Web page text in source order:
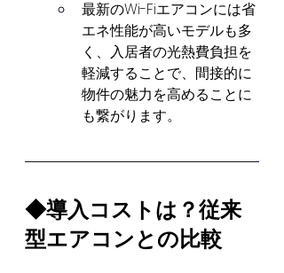
最新のWi-Fiエアコンには省
エネ性能が高いモデルも多
く、入居者の光熱費負担を
軽減することで、間接的に
物件の魅力を高めることに
も繋がります。
◆導入コストは？従来
型エアコンとの比較